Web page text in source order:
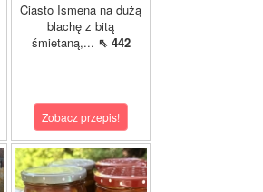
Ciasto Ismena na dużą
blachę z bitą
śmietaną,... ⇖ 442
Zobacz przepis!